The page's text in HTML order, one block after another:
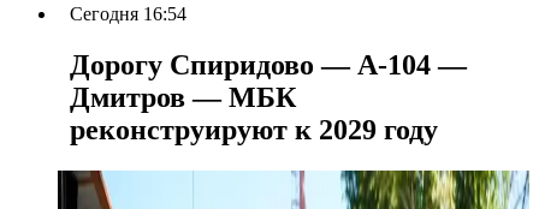
Сегодня 16:54
Дорогу Спиридово — А-104 —
Дмитров — МБК
реконструируют к 2029 году